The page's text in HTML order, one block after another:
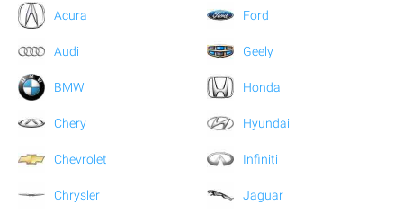
Acura
Audi
BMW
Chery
Chevrolet
Chrysler
Ford
Geely
Honda
Hyundai
Infiniti
Jaguar